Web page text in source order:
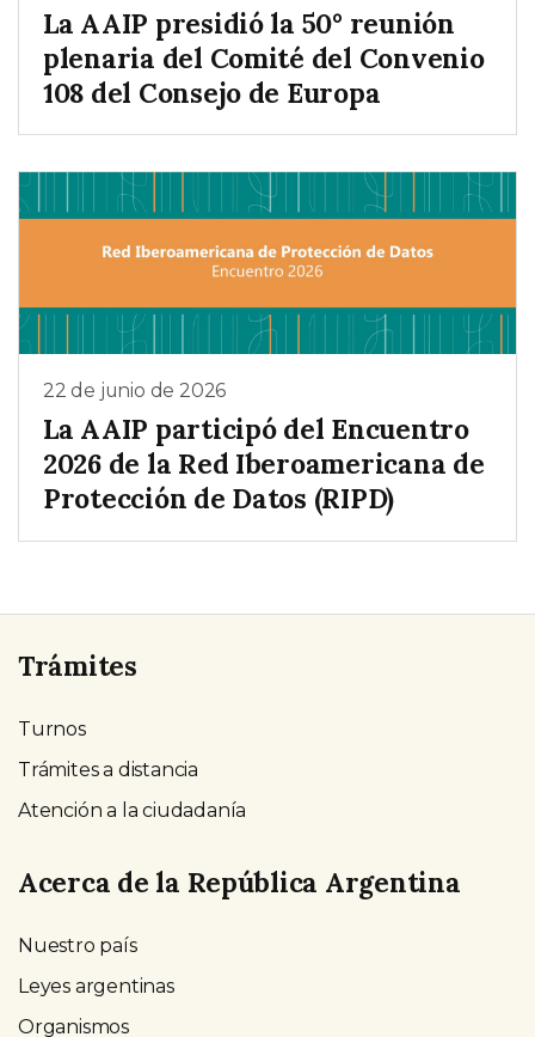
La AAIP presidió la 50° reunión
plenaria del Comité del Convenio
108 del Consejo de Europa
22 de junio de 2026
La AAIP participó del Encuentro
2026 de la Red Iberoamericana de
Protección de Datos (RIPD)
Trámites
Turnos
Trámites a distancia
Atención a la ciudadanía
Acerca de la República Argentina
Nuestro país
Leyes argentinas
Organismos